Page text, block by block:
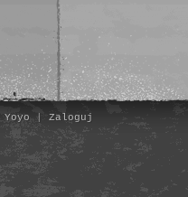
Yoyo Zaloguj